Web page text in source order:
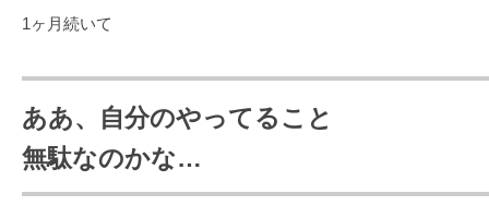
1ヶ月続いて
ああ、自分のやってること
無駄なのかな…